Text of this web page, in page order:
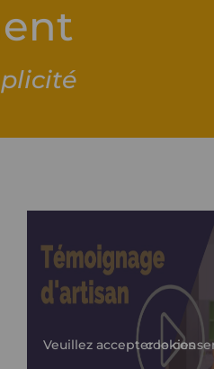
Veuillez accepter le consentement des cookies